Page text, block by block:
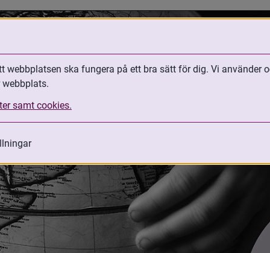
ska fungera på ett bra sätt för dig. Vi använder
samt cookies.